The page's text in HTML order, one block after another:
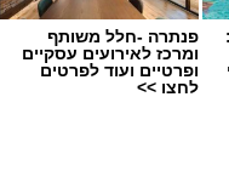
פנתרה -חלל משותף
ומרכז לאירועים עסקיים
ופרטיים ועוד לפרטים
לחצו >>